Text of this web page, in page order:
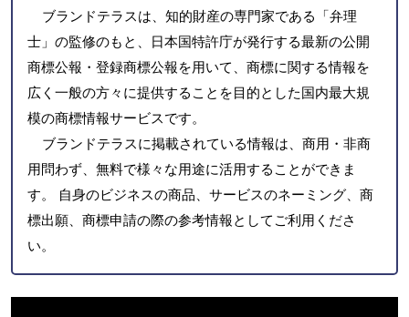
ブランドテラスは、知的財産の専門家である「弁理
士」の監修のもと、日本国特許庁が発行する最新の公開
商標公報・登録商標公報を用いて、商標に関する情報を
広く一般の方々に提供することを目的とした国内最大規
模の商標情報サービスです。
ブランドテラスに掲載されている情報は、商用・非商
用問わず、無料で様々な用途に活用することができま
す。 自身のビジネスの商品、サービスのネーミング、商
標出願、商標申請の際の参考情報としてご利用くださ
い。